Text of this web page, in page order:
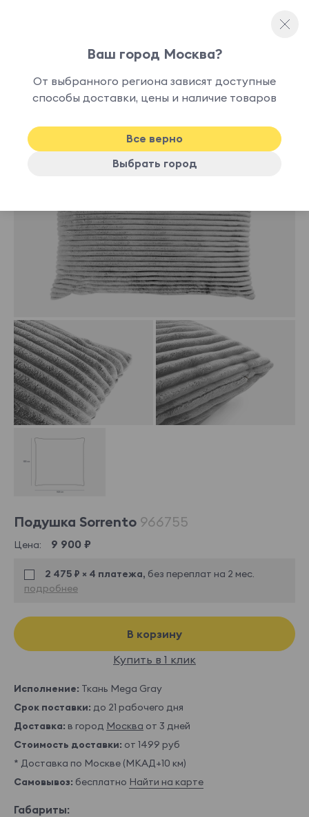
Подушка Sorrento 966755
Цена: 9 900 ₽
2 475 ₽ × 4 платежа, без переплат на 2 мес.
подробнее
В корзину
Купить в 1 клик
Исполнение: Ткань Mega Gray
Срок поставки: до 21 рабочего дня
Доставка: в город Москва от 3 дней
Стоимость доставки: от 1499 руб
* Доставка по Москве (МКАД+10 км)
Самовывоз: бесплатно Найти на карте
Габариты:
Ваш город Москва?
От выбранного региона зависят доступные
способы доставки, цены и наличие товаров
Все верно
Выбрать город